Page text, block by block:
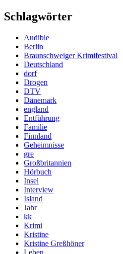
Schlagwörter
Audible
Berlin
Braunschweiger Krimifestival
Deutschland
dorf
Drogen
DTV
Dänemark
england
Entführung
Familie
Finnland
Geheimnisse
gre
Großbritannien
Hörbuch
Insel
Interview
Island
Jahr
kk
Krimi
Kristine
Kristine Greßhöner
Leben